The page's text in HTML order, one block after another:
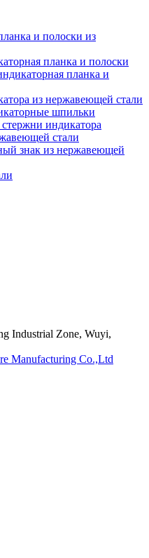
и полоски из
планка и полоски
планка и
из нержавеющей стали
шпильки
индикатора
стали
знак из нержавеющей
Industrial Zone, Wuyi,